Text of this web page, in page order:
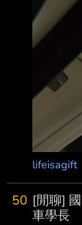
能把生鏽
https://
lifeisagift
50 [閒聊]
車學長